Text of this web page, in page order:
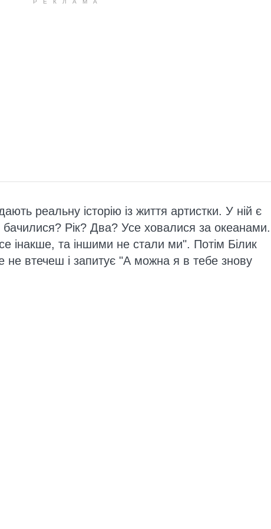
реальну історію із життя артистки. У ній є
бачилися? Рік? Два? Усе ховалися за океанами.
інакше, та іншими не стали ми". Потім Білик
не втечеш і запитує "А можна я в тебе знову